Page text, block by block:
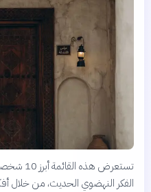
تستعرض
الفكر النهضوي الحديث، من خلال